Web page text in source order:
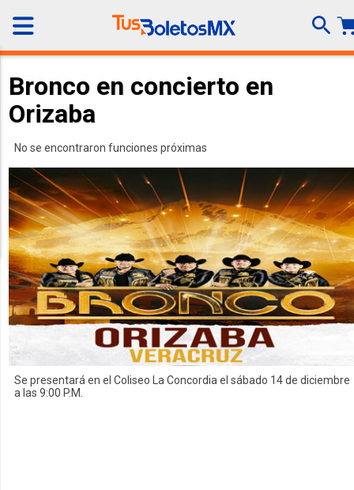
Bronco en concierto en
Orizaba
No se encontraron funciones próximas
Se presentará en el Coliseo La Concordia el sábado 14 de diciembre
a las 9:00 P.M.